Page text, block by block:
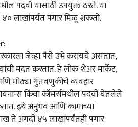
पदवी यासाठी उपयुक्त ठरते. या
लाखांपर्यंत पगार मिळू शकतो.
जेव्हा पैसे उभे करायचे असतात,
मदत करतात. हे लोक शेअर मार्केट,
मोठ्या गुंतवणुकीचे व्यवहार
किंवा कॉमर्समधील पदवी घेतलेले
इथे अनुभव आणि कामाच्या
ते अगदी ४५ लाखांपर्यंतही पगार